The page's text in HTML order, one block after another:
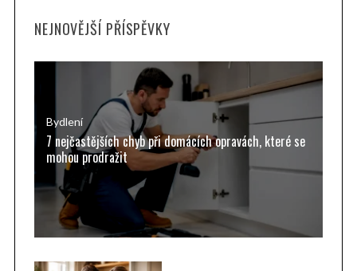
c
NEJNOVĚJŠÍ PŘÍSPĚVKY
Bydlení
7 nejčastějších chyb při domácích opravách, které se
mohou prodražit